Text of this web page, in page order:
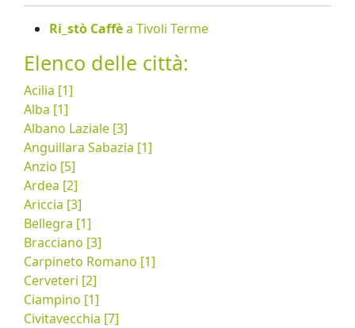
Ri_stò Caffèa Tivoli Terme
Elenco delle città:
Acilia [1]
Alba [1]
Albano Laziale [3]
Anguillara Sabazia [1]
Anzio [5]
Ardea [2]
Ariccia [3]
Bellegra [1]
Bracciano [3]
Carpineto Romano [1]
Cerveteri [2]
Ciampino [1]
Civitavecchia [7]